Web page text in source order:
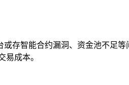
存智能合约漏洞、资金池不足等
易成本。